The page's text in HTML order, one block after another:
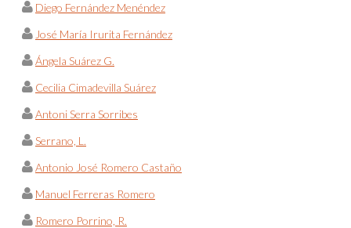
Diego Fernández Menéndez
José María Irurita Fernández
Ángela Suárez G.
Cecilia Cimadevilla Suárez
Antoni Serra Sorribes
Serrano, L.
Antonio José Romero Castaño
Manuel Ferreras Romero
Romero Porrino, R.